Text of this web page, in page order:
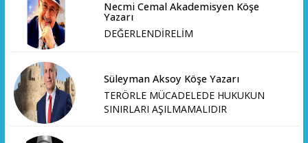
Necmi Cemal Akademisyen Köşe
Yazarı
DEĞERLENDİRELİM
Süleyman Aksoy Köşe Yazarı
TERÖRLE MÜCADELEDE HUKUKUN
SINIRLARI AŞILMAMALIDIR